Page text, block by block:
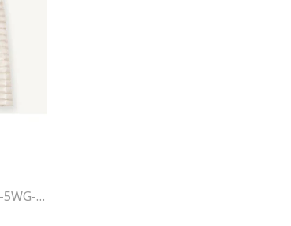
Geaca FRIENDLY-2228U-5WG-01